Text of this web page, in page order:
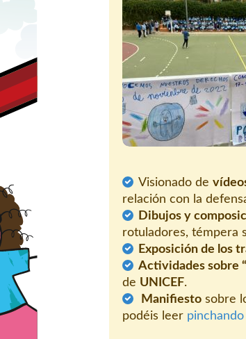
Visionado de
relación con la
Dibujos y
rotuladores, témpera
Exposición de los
Actividades sobre
de UNICEF.
Manifiestosobre
podéis leer